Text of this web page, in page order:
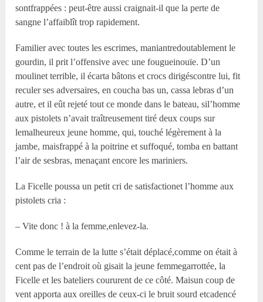
sontfrappées : peut-être aussi craignait-il que la perte de
sangne l’affaiblît trop rapidement.
Familier avec toutes les escrimes, maniantredoutablement le
gourdin, il prit l’offensive avec une fougueinouïe. D’un
moulinet terrible, il écarta bâtons et crocs dirigéscontre lui, fit
reculer ses adversaires, en coucha bas un, cassa lebras d’un
autre, et il eût rejeté tout ce monde dans le bateau, sil’homme
aux pistolets n’avait traîtreusement tiré deux coups sur
lemalheureux jeune homme, qui, touché légèrement à la
jambe, maisfrappé à la poitrine et suffoqué, tomba en battant
l’air de sesbras, menaçant encore les mariniers.
La Ficelle poussa un petit cri de satisfactionet l’homme aux
pistolets cria :
– Vite donc ! à la femme,enlevez-la.
Comme le terrain de la lutte s’était déplacé,comme on était à
cent pas de l’endroit où gisait la jeune femmegarrottée, la
Ficelle et les bateliers coururent de ce côté. Maisun coup de
vent apporta aux oreilles de ceux-ci le bruit sourd etcadencé